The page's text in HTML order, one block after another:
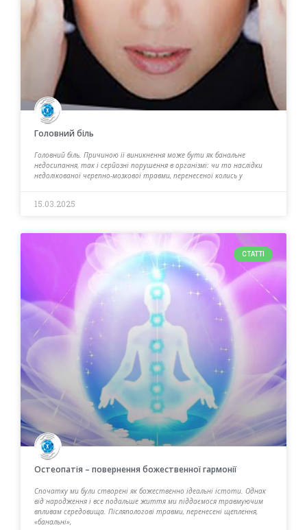
Головний біль
Головний біль. Причиною її виникнення може бути як банальне
недосипання, так і серйозні порушення в організмі: чи то наслідки
недолікованої черепно-мозкової травми, перенесеної колись у
15.03.2025
СТАТТІ
Остеопатія – повернення божественної гармонії
Спочатку ми були створені як божественно ідеальні істоти. Однак
від народження і все подальше життя ми піддаємося травмуючим
впливам середовища. Післяпологові травми, перенесені щеплення,
«банальні»,